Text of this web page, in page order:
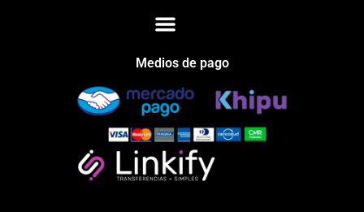
Medios de pago